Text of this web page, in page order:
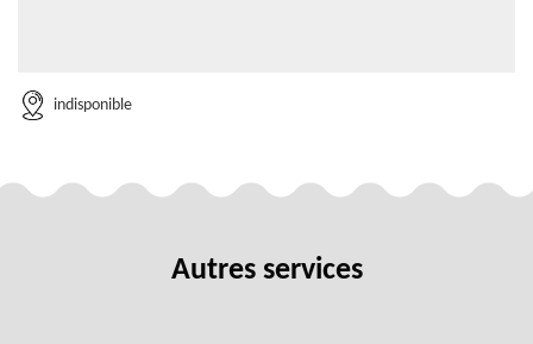
indisponible
Autres services